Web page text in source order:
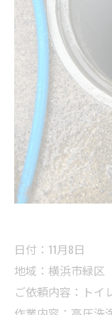
日付：11月8日
地域：横浜市緑区
ご依頼内容：トイ